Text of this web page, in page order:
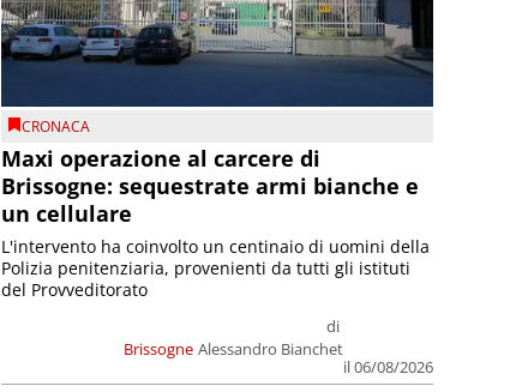
CRONACA
Maxi operazione al carcere di
Brissogne: sequestrate armi bianche e
un cellulare
Brissogne
di
Alessandro Bianchet
il 06/08/2026
L'intervento ha coinvolto un centinaio di uomini della
Polizia penitenziaria, provenienti da tutti gli istituti
del Provveditorato